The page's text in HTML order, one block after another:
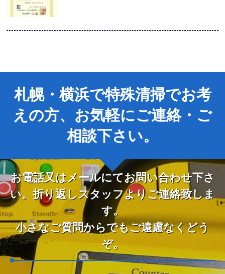
札幌・横浜で特殊清掃でお考
えの方、お気軽にご連絡・ご
相談下さい。
お電話又はメールにてお問い合わせ下さ
い。折り返しスタッフよりご連絡致しま
す。
小さなご質問からでもご遠慮なくどう
ぞ。